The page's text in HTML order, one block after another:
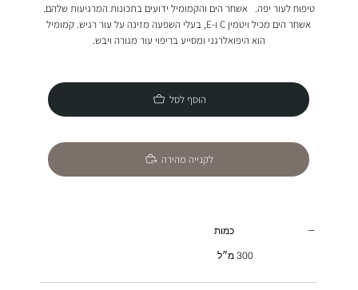
טיפוח לעור יפה. אשחר הים והקמומיל ידועים בתכונות המרגיעות שלהם.
אשחר הים מכיל ויטמין C ו-E, בעלי השפעה מזינה על עור רגיש. קמומיל
הוא היפואלרגני ומסייע בריפוי עור מגורה ויבש.
הוסף לסל
לקנייה מהירה
כמות
300 מ״ל